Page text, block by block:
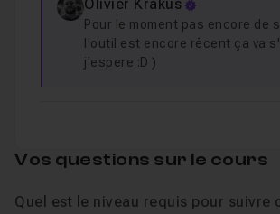
Olivier Krakus
Pour le moment pas encore de
l'outil est encore récent ça va
j'espere :D )
Vos questions sur le cours
Quel est le niveau requis pour suivre